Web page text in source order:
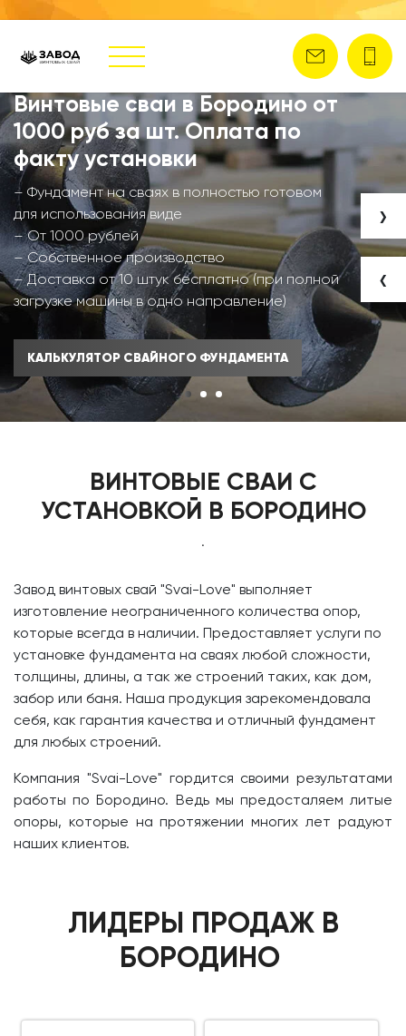
Винтовые сваи в Бородино от
1000 руб за шт. Оплата по
факту установки
– Фундамент на сваях в полностью готовом
для использования виде
– От 1000 рублей
– Собственное производство
– Доставка от 10 штук бесплатно (при полной
загрузке машины в одно направление)
КАЛЬКУЛЯТОР СВАЙНОГО ФУНДАМЕНТА
‹
›
ВИНТОВЫЕ СВАИ С
УСТАНОВКОЙ В БОРОДИНО
.
​Завод винтовых свай "Svai-Love" выполняет
изготовление неограниченного количества опор,
которые всегда в наличии. Предоставляет услуги по
установке фундамента на сваях любой сложности,
толщины, длины, а так же строений таких, как дом,
забор или баня. Наша продукция зарекомендовала
себя, как гарантия качества и отличный фундамент
для любых строений.
Компания "Svai-Love" гордится своими результатами
работы по Бородино. Ведь мы предосталяем литые
опоры, которые на протяжении многих лет радуют
наших клиентов.
ЛИДЕРЫ ПРОДАЖ В
БОРОДИНО